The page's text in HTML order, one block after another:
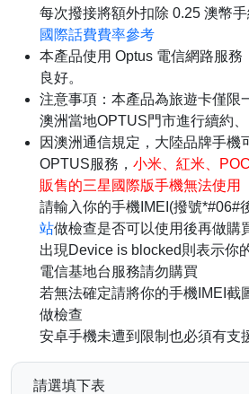
每次撥接將額外扣除 0.25 澳幣手
國際話費費率參考
本產品使用 Optus 電信網路服務
良好。
注意事項：本產品為旅遊卡僅限
澳洲當地OPTUS門市進行續約
因澳洲通信規定，大陸品牌手機
OPTUS服務， 小米、紅米、
販售的三星國際版手機無法使用
請輸入你的手機IMEI(撥號*#06#
站做檢查是否可以使用後再做購
出現Device is blocked則表示你
電信基地台服務請勿購買
若無法確定請將你的手機IMEI截
做檢查
安卓手機未遭到限制也必須有支
請選填下表